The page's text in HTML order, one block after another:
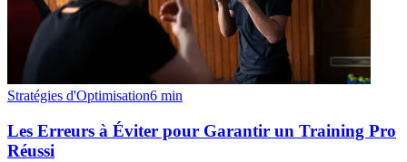
Stratégies d'Optimisation6 min
Les Erreurs à Éviter pour Garantir un Training Pro
Réussi